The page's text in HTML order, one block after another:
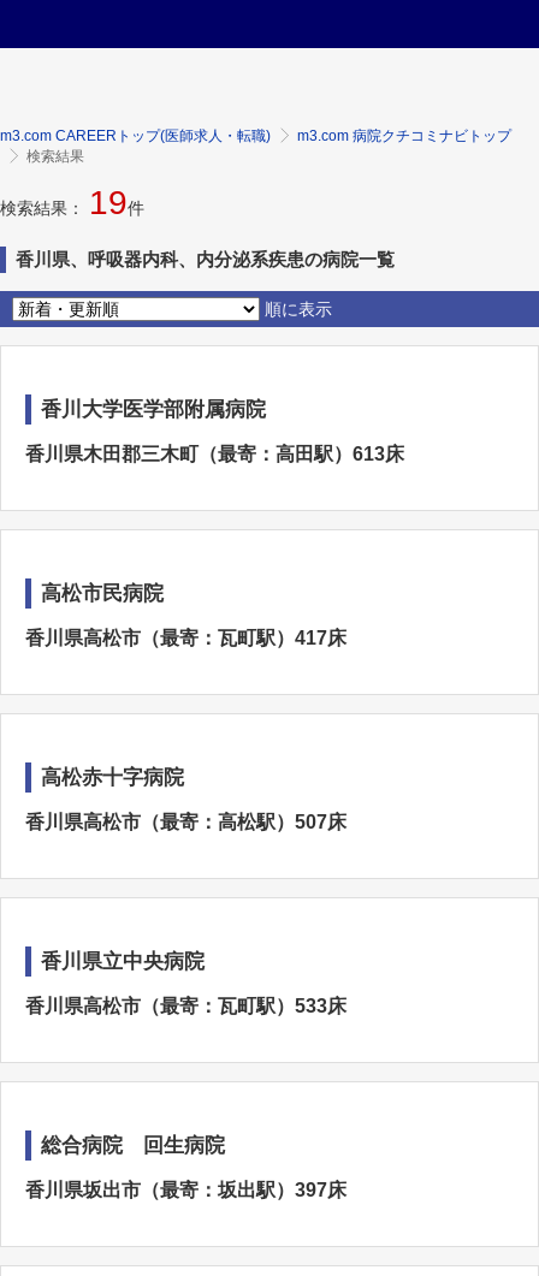
m3.com CAREERトップ(医師求人・転職)
m3.com 病院クチコミナビトップ
検索結果
検索結果： 19件
香川県、呼吸器内科、内分泌系疾患の病院一覧
順に表示
香川大学医学部附属病院
香川県木田郡三木町（最寄：高田駅）613床
高松市民病院
香川県高松市（最寄：瓦町駅）417床
高松赤十字病院
香川県高松市（最寄：高松駅）507床
香川県立中央病院
香川県高松市（最寄：瓦町駅）533床
総合病院 回生病院
香川県坂出市（最寄：坂出駅）397床